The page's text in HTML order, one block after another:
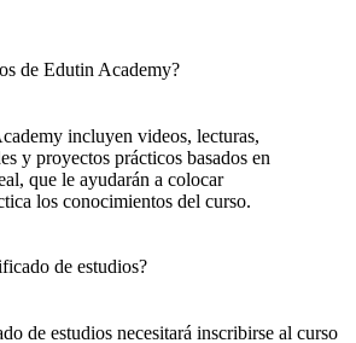
de Edutin Academy?
incluyen videos, lecturas,
y proyectos prácticos basados en
que le ayudarán a colocar
los conocimientos del curso.
de estudios?
de estudios necesitará inscribirse al curso